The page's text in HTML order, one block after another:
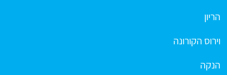
הריון
וירוס הקורונה
הנקה